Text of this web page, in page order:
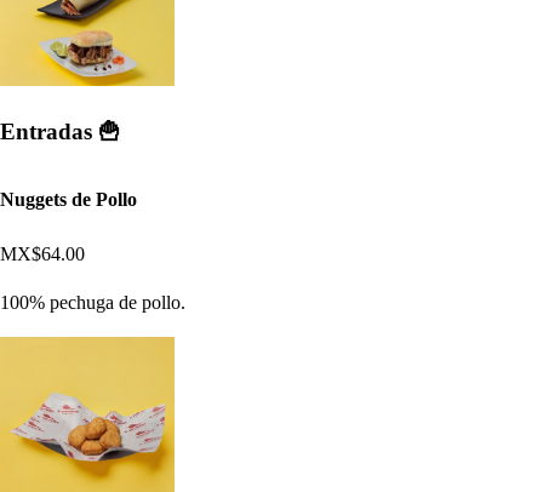
Entradas 🍟
Nuggets de Pollo
MX$64.00
100% pechuga de pollo.